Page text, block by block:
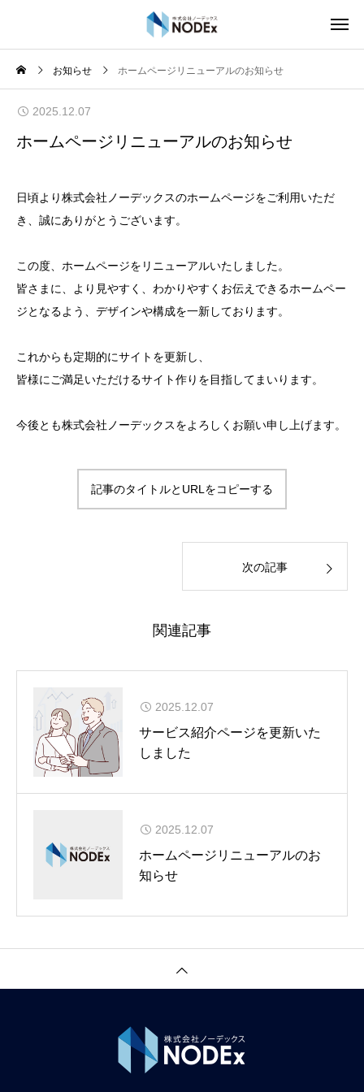
お知らせ ホームページリニューアルのお知らせ
2025.12.07
ホームページリニューアルのお知らせ
日頃より株式会社ノーデックスのホームページをご利用いただ
き、誠にありがとうございます。
この度、ホームページをリニューアルいたしました。
皆さまに、より見やすく、わかりやすくお伝えできるホームペー
ジとなるよう、デザインや構成を一新しております。
これからも定期的にサイトを更新し、
皆様にご満足いただけるサイト作りを目指してまいります。
今後とも株式会社ノーデックスをよろしくお願い申し上げます。
記事のタイトルとURLをコピーする
次の記事
関連記事
2025.12.07
サービス紹介ページを更新いた
しました
2025.12.07
ホームページリニューアルのお
知らせ